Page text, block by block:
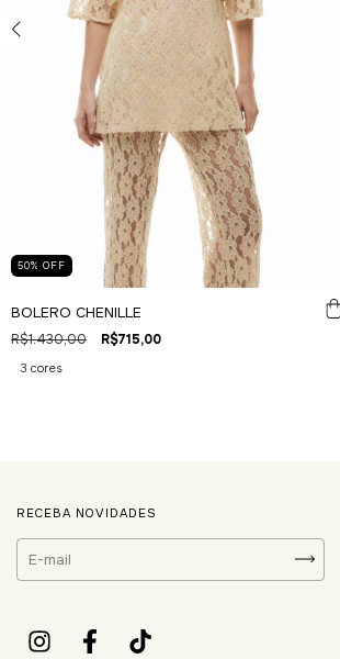
50% OFF
BOLERO CHENILLE
R$1.430,00 R$715,00
3 cores
RECEBA NOVIDADES